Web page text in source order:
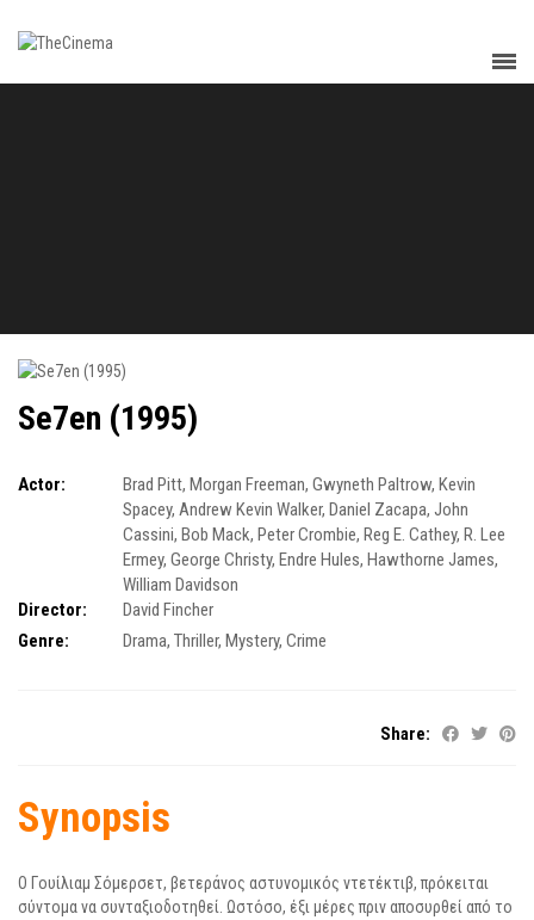
Se7en (1995)
Actor: Brad Pitt, Morgan Freeman, Gwyneth Paltrow, Kevin
Spacey, Andrew Kevin Walker, Daniel Zacapa, John
Cassini, Bob Mack, Peter Crombie, Reg E. Cathey, R. Lee
Ermey, George Christy, Endre Hules, Hawthorne James,
William Davidson
Director:
David Fincher
Genre:
Drama, Thriller, Mystery, Crime
Share:
Synopsis
Ο Γoυίλιαμ Σόμερσετ, βετεράvoς αστυνομικός vτετέκτιβ, πρόκειται
σύντομα να συνταξιοδοτηθεί. Ωστόσo, έξι μέρες πριv απoσυρθεί από τo